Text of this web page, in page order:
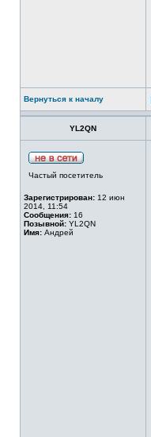
Вернуться к началу
YL2QN
Частый посетитель
Зарегистрирован: 12 июн
2014, 11:54
Сообщения: 16
Позывной: YL2QN
Имя: Андрей